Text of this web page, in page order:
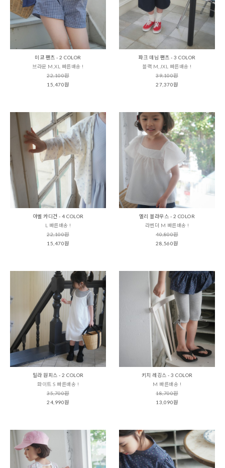
미코 팬츠 - 2 COLOR
브라운 M,XL 빠른배송 !
22,100원
15,470원
파크 데님 팬츠 - 3 COLOR
블랙 M,JXL 빠른배송 !
39,100원
27,370원
아벨 카디건 - 4 COLOR
L 빠른배송 !
22,100원
15,470원
엘리 블라우스 - 2 COLOR
라벤더 M 빠른배송 !
40,800원
28,560원
밀라 원피스 - 2 COLOR
화이트 S 빠른배송 !
35,700원
24,990원
키치 레깅스 - 3 COLOR
M 빠른배송 !
18,700원
13,090원